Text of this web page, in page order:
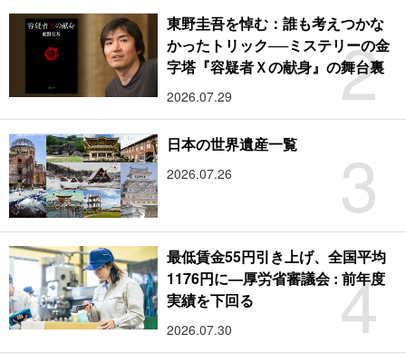
2
東野圭吾を悼む：誰も考えつかな
かったトリック──ミステリーの金
字塔『容疑者Ｘの献身』の舞台裏
2026.07.29
3
日本の世界遺産一覧
2026.07.26
4
最低賃金55円引き上げ、全国平均
1176円に―厚労省審議会 : 前年度
実績を下回る
2026.07.30